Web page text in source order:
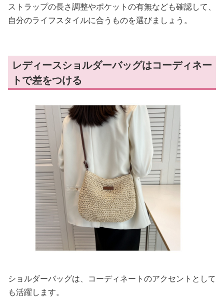
ストラップの長さ調整やポケットの有無なども確認して、
自分のライフスタイルに合うものを選びましょう。
レディースショルダーバッグはコーディネー
トで差をつける
ショルダーバッグは、コーディネートのアクセントとして
も活躍します。